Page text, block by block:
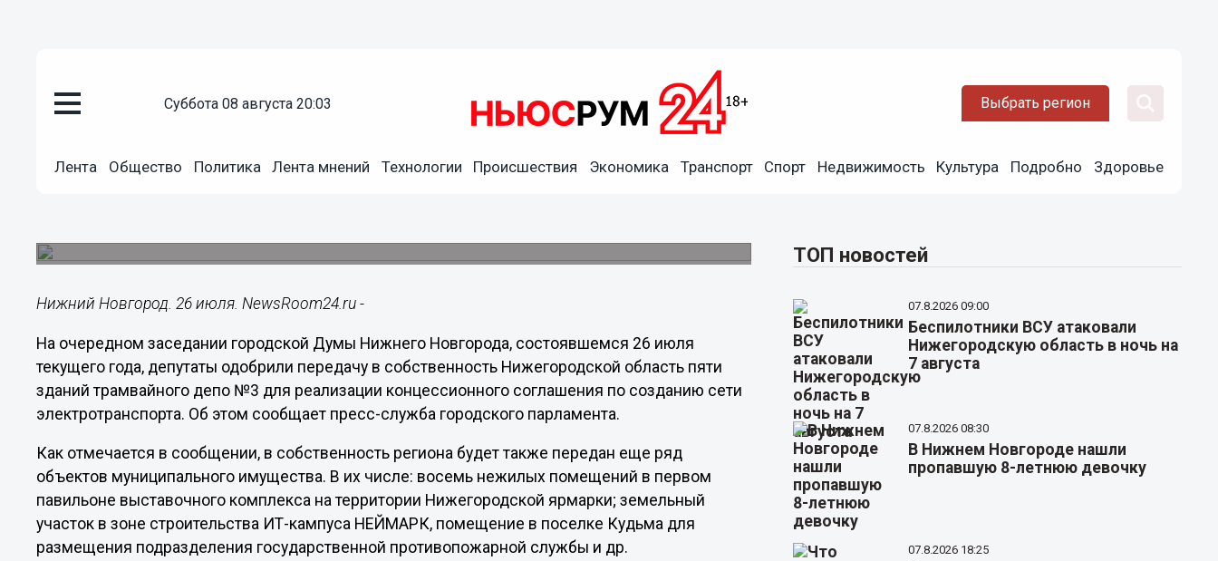
суббота 08 августа 20:03 Выбрать регион
Лента Общество Политика Лента мнений Технологии Происшествия Экономика Транспорт Спорт Недвижимость Культура Подробно Здоровье
Гордума одобрила передачу трамвайного депо №3 в
Нижний Новгород. 26 июля. NewsRoom24.ru -
На очередном заседании городской Думы Нижнего Новгорода, состоявшемся 26 июля
текущего года, депутаты одобрили передачу в собственность Нижегородской область пяти
зданий трамвайного депо №3 для реализации концессионного соглашения по созданию сети
электротранспорта. Об этом сообщает пресс-служба городского парламента.
Как отмечается в сообщении, в собственность региона будет также передан еще ряд
объектов муниципального имущества. В их числе: восемь нежилых помещений в первом
павильоне выставочного комплекса на территории Нижегородской ярмарки; земельный
участок в зоне строительства ИТ-кампуса НЕЙМАРК, помещение в поселке Кудьма для
размещения подразделения государственной противопожарной службы и др.
ТОП новостей
07.8.2026 09:00
Беспилотники ВСУ атаковали
Нижегородскую область в ночь на
7 августа
07.8.2026 08:30
В Нижнем Новгороде нашли
пропавшую 8-летнюю девочку
07.8.2026 18:25